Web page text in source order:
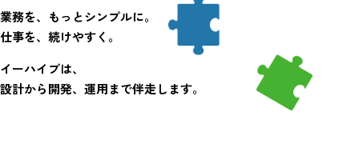
業務を、もっとシンプルに。
仕事を、続けやすく。
イーハイブは、
設計から開発、運用まで伴走します。